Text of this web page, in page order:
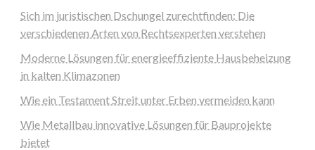
Sich im juristischen Dschungel zurechtfinden: Die
verschiedenen Arten von Rechtsexperten verstehen
Moderne Lösungen für energieeffiziente Hausbeheizung
in kalten Klimazonen
Wie ein Testament Streit unter Erben vermeiden kann
Wie Metallbau innovative Lösungen für Bauprojekte
bietet